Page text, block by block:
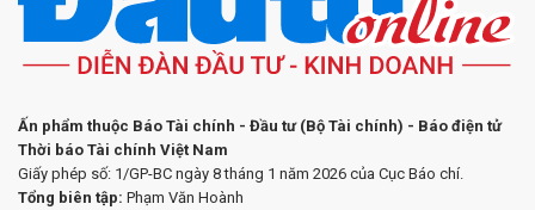
Ấn phẩm thuộc Báo Tài chính - Đầu tư (Bộ Tài chính) - Báo điện tử
Thời báo Tài chính Việt Nam
Giấy phép số: 1/GP-BC ngày 8 tháng 1 năm 2026 của Cục Báo chí.
Tổng biên tập: Phạm Văn Hoành